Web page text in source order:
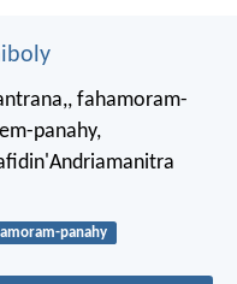
fahamoram-
panahy,
panahy